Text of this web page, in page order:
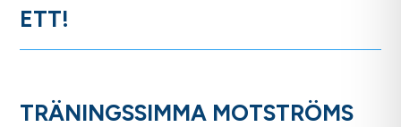
ETT!
TRÄNINGSSIMMA MOTSTRÖMS